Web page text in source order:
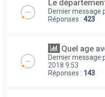
Le
Dernier message
Réponses : 423
Quel age
Dernier message
2018 9:53
Réponses : 143